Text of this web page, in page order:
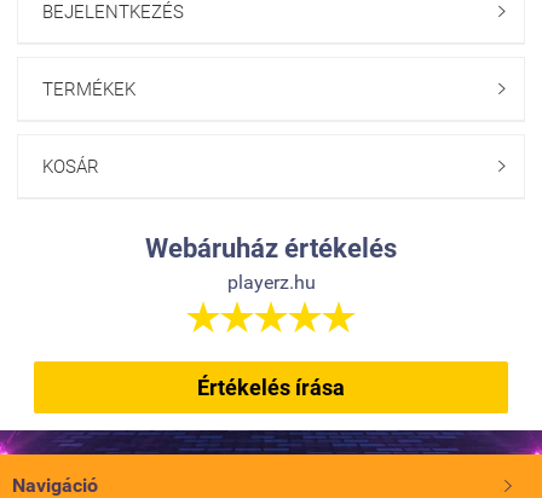
BEJELENTKEZÉS 
TERMÉKEK 
KOSÁR 
Webáruház értékelés
playerz.hu

Értékelés írása
Navigáció 